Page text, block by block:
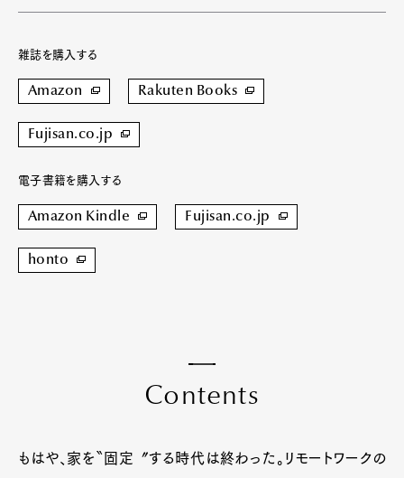
雑誌を購入する
Amazon Rakuten Books
Fujisan.co.jp
電子書籍を購入する
Amazon Kindle Fujisan.co.jp
honto
Contents
もはや、家を〝固定〞する時代は終わった。リモートワークの